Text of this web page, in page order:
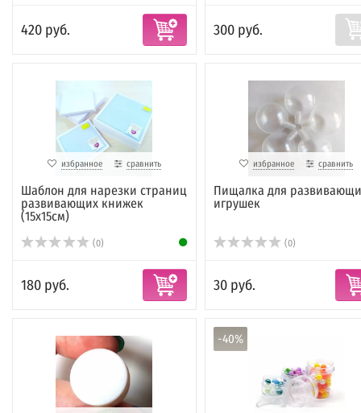
420 руб. 300 руб.
избранное сравнить
Шаблон для нарезки страниц
развивающих книжек
(15х15см)
(0)
180 руб.
избранное сравнить
Пищалка для
игрушек
(0)
30 руб.
-40%